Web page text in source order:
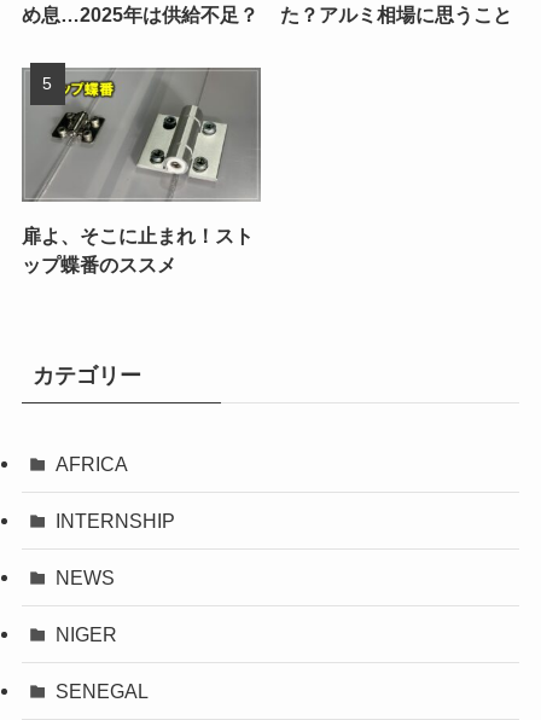
め息…2025年は供給不足？
た？アルミ相場に思うこと
扉よ、そこに止まれ！スト
ップ蝶番のススメ
カテゴリー
AFRICA
INTERNSHIP
NEWS
NIGER
SENEGAL